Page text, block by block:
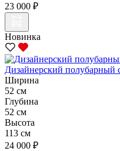
23 000 ₽
Новинка
Дизайнерский полубарный
Ширина
52 см
Глубина
52 см
Высота
113 см
24 000 ₽